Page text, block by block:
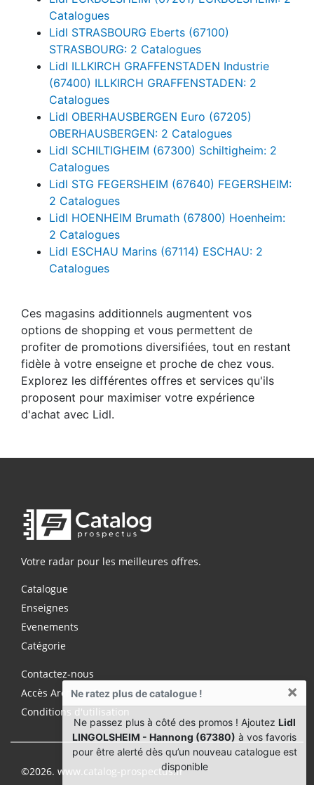
Ne ratez plus de catalogue ! ×
Ne passez plus à côté des promos ! Ajoutez Lidl
LINGOLSHEIM - Hannong (67380) à vos favoris
pour être alerté dès qu’un nouveau catalogue est
disponible
Catalogues
Lidl STRASBOURG Eberts (67100)
STRASBOURG: 2 Catalogues
Lidl ILLKIRCH GRAFFENSTADEN Industrie
(67400) ILLKIRCH GRAFFENSTADEN: 2
Catalogues
Lidl OBERHAUSBERGEN Euro (67205)
OBERHAUSBERGEN: 2 Catalogues
Lidl SCHILTIGHEIM (67300) Schiltigheim: 2
Catalogues
Lidl STG FEGERSHEIM (67640) FEGERSHEIM:
2 Catalogues
Lidl HOENHEIM Brumath (67800) Hoenheim:
2 Catalogues
Lidl ESCHAU Marins (67114) ESCHAU: 2
Catalogues
Ces magasins additionnels augmentent vos
options de shopping et vous permettent de
profiter de promotions diversifiées, tout en restant
fidèle à votre enseigne et proche de chez vous.
Explorez les différentes offres et services qu'ils
proposent pour maximiser votre expérience
d'achat avec Lidl.
Votre radar pour les meilleures offres.
Catalogue
Enseignes
Evenements
Catégorie
Contactez-nous
Accès Archives Premium
Conditions d'utilisation
©2026. www.catalog-prospectus.fr